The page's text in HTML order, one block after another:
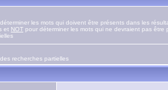
les mots qui doivent être présents dans les
et NOT pour déterminer les mots qui ne devraient pas être
recherches partielles